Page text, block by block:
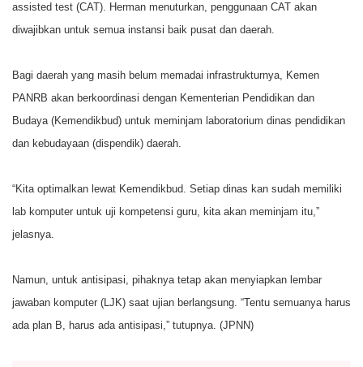
assisted test (CAT). Herman menuturkan, penggunaan CAT akan
diwajibkan untuk semua instansi baik pusat dan daerah.
Bagi daerah yang masih belum memadai infrastrukturnya, Kemen
PANRB akan berkoordinasi dengan Kementerian Pendidikan dan
Budaya (Kemendikbud) untuk meminjam laboratorium dinas pendidikan
dan kebudayaan (dispendik) daerah.
“Kita optimalkan lewat Kemendikbud. Setiap dinas kan sudah memiliki
lab komputer untuk uji kompetensi guru, kita akan meminjam itu,”
jelasnya.
Namun, untuk antisipasi, pihaknya tetap akan menyiapkan lembar
jawaban komputer (LJK) saat ujian berlangsung. “Tentu semuanya harus
ada plan B, harus ada antisipasi,” tutupnya. (JPNN)